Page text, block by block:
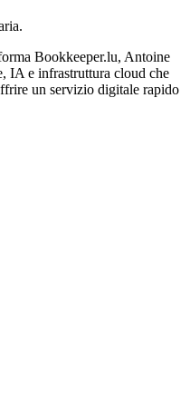
Bookkeeper.lu, Antoine
IA e infrastruttura cloud che
un servizio digitale rapido